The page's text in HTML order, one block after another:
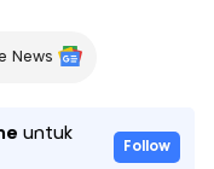
News
untuk
Follow